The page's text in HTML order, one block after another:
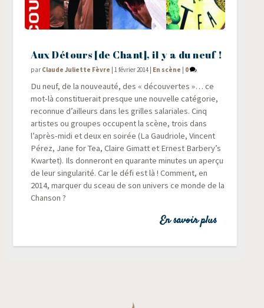
Aux Détours [de Chant], il y a du neuf !
par Claude Juliette Fèvre |1 février 2014 En scène 0
Du neuf, de la nou­veau­té, des « décou­vertes »… ce
mot-là consti­tue­rait presque une nou­velle caté­go­rie,
recon­nue d’ailleurs dans les grilles sala­riales. Cinq
artistes ou groupes occupent la scène, trois dans
l’après-midi et deux en soi­rée (La Gau­driole, Vincent
Pérez, Jane for Tea, Claire Gimatt et Ernest Barbery’s
Kwar­tet). Ils don­ne­ront en qua­rante minutes un aper­çu
de leur sin­gu­la­ri­té. Car le défi est là ! Com­ment, en
2014, mar­quer du sceau de son uni­vers ce monde de la
Chanson ?
En savoir plus